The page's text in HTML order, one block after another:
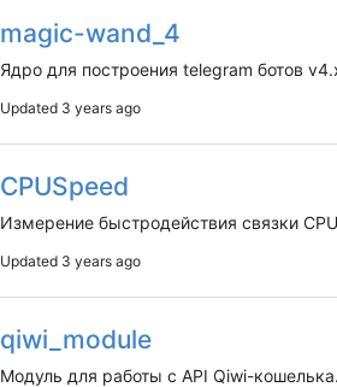
magic-wand_4
Ядро для построения telegram ботов
Updated
CPUSpeed
Измерение быстродействия связки
Updated
qiwi_module
Модуль для работы с API Qiwi-кошелька.